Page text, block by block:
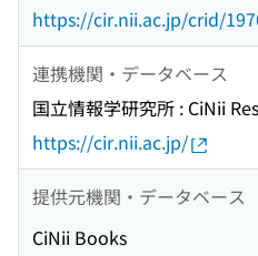
https://cir.nii.ac.jp/crid/
連携機関・データベース
国立情報学研究所 : CiNii
https://cir.nii.ac.jp/
提供元機関・データベース
CiNii Books